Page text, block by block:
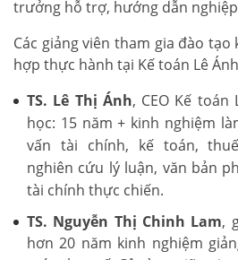
trưởng hỗ trợ, hướng dẫn
Các giảng viên tham gia đào
hợp thực hành tại Kế toán Lê Ánh
TS. Lê Thị Ánh, CEO Kế toán
học: 15 năm + kinh nghiệm
vấn tài chính, kế toán,
nghiên cứu lý luận, văn bản
tài chính thực chiến.
TS. Nguyễn Thị Chinh Lam,
hơn 20 năm kinh nghiệm